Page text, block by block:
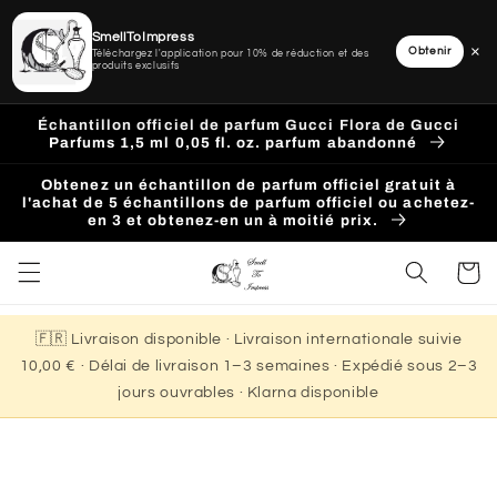
Ignorer
passer
au
Échantillon officiel de parfum Gucci Flora de Gucci
Parfums 1,5 ml 0,05 fl. oz. parfum abandonné
Obtenez un échantillon de parfum officiel gratuit à
l'achat de 5 échantillons de parfum officiel ou achetez-
en 3 et obtenez-en un à moitié prix.
Panier
🇫🇷 Livraison disponible · Livraison internationale suivie
10,00 € · Délai de livraison 1–3 semaines · Expédié sous 2–3
jours ouvrables · Klarna disponible
SmellToImpress
Téléchargez l'application pour 10% de réduction et des
produits exclusifs
Obtenir ×